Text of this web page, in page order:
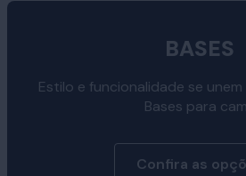
BASES
Estilo e funcionalidade se
Bases para
Confira as